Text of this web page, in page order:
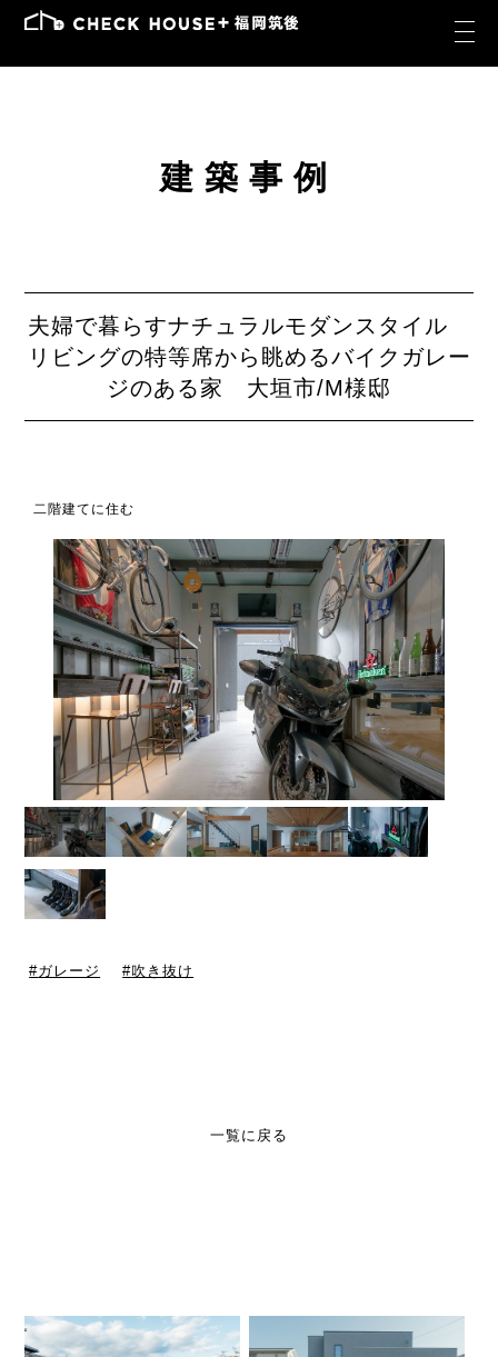
建築事例
夫婦で暮らすナチュラルモダンスタイル
リビングの特等席から眺めるバイクガレー
ジのある家 大垣市/M様邸
二階建てに住む
ガレージ 吹き抜け
一覧に戻る